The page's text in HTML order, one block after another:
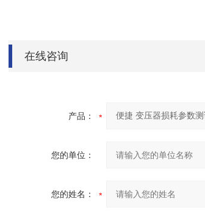
在线咨询
产品：
您的单位：
您的姓名：